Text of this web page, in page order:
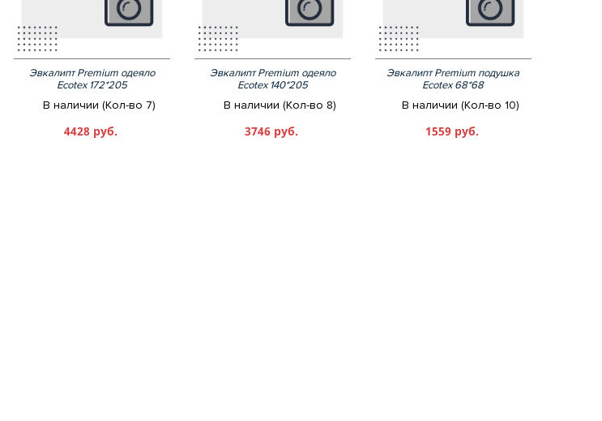
Эвкалипт Premium одеяло
Ecotex 172*205
В наличии (Кол-во 7)
4428 руб.
Эвкалипт Premium одеяло
Ecotex 140*205
В наличии (Кол-во 8)
3746 руб.
Эвкалипт Premium подушка
Ecotex 68*68
В наличии (Кол-во 10)
1559 руб.